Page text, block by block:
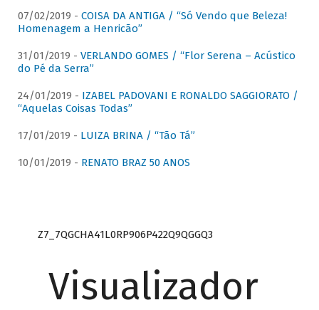
07/02/2019 - COISA DA ANTIGA / “Só Vendo que Beleza!
Homenagem a Henricão”
31/01/2019 - VERLANDO GOMES / “Flor Serena – Acústico
do Pé da Serra”
24/01/2019 - IZABEL PADOVANI E RONALDO SAGGIORATO /
“Aquelas Coisas Todas”
17/01/2019 - LUIZA BRINA / “Tão Tá”
10/01/2019 - RENATO BRAZ 50 ANOS
Z7_7QGCHA41L0RP906P422Q9QGGQ3
Visualizador